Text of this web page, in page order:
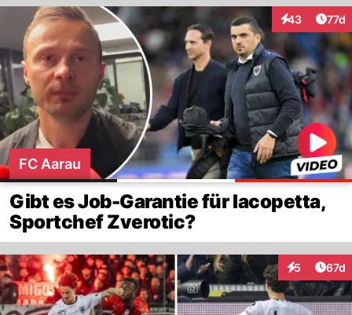
43
Interaktionen
77d
FC Aarau
Gibt es Job-Garantie für Iacopetta,
Sportchef Zverotic?
5
Interaktionen
67d